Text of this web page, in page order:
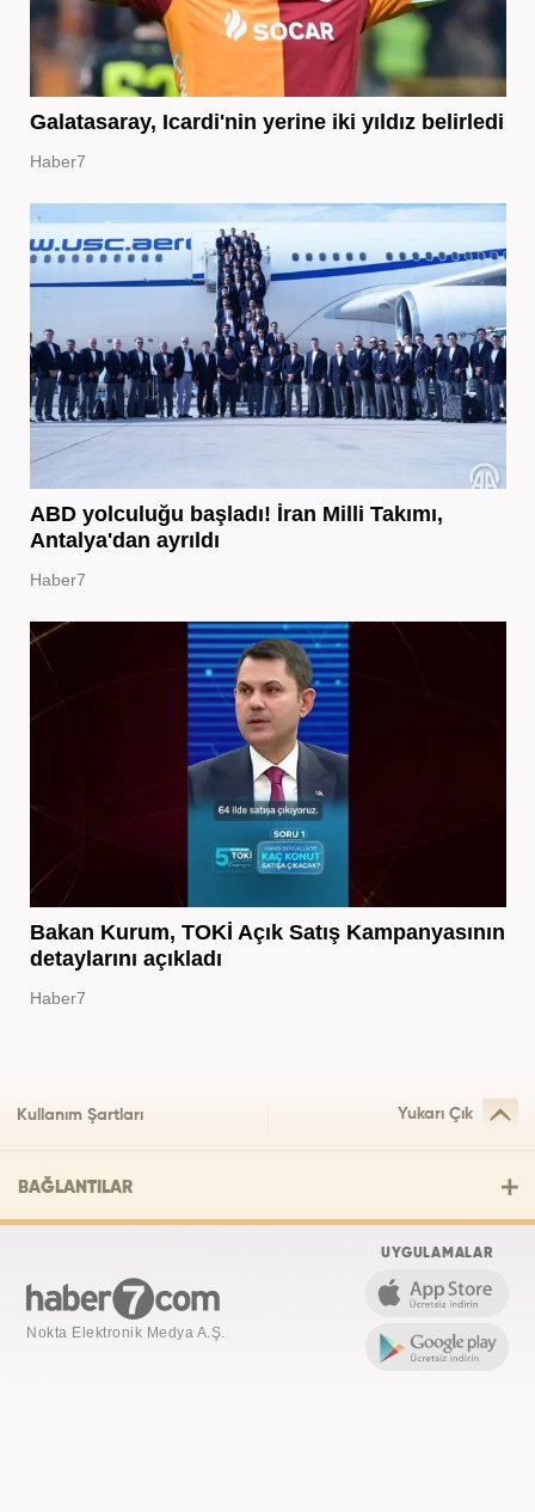
Galatasaray, Icardi'nin yerine iki yıldız belirledi
Haber7
ABD yolculuğu başladı! İran Milli Takımı,
Antalya'dan ayrıldı
Haber7
Bakan Kurum, TOKİ Açık Satış Kampanyasının
detaylarını açıkladı
Haber7
Kullanım Şartları Yukarı Çık
BAĞLANTILAR
Nokta Elektronik Medya A.Ş.
UYGULAMALAR